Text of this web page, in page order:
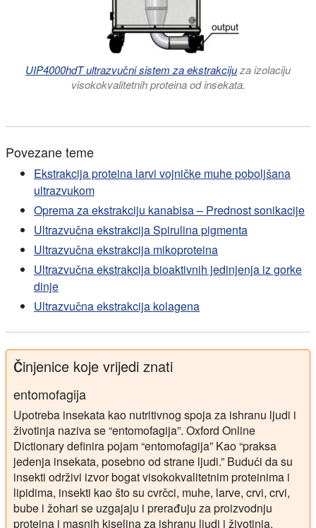
UIP4000hdT ultrazvučni sistem za ekstrakcijuza izolaciju
visokokvalitetnih proteina od insekata.
Povezane teme
Ekstrakcija proteina larvi vojničke muhe poboljšana
ultrazvukom
Oprema za ekstrakciju kanabisa – Prednost sonikacije
Ultrazvučna ekstrakcija Spirulina pigmenta
Ultrazvučna ekstrakcija mikoproteina
Ultrazvučna ekstrakcija bioaktivnih jedinjenja iz gorke
dinje
Ultrazvučna ekstrakcija kolagena
Činjenice koje vrijedi znati
entomofagija
Upotreba insekata kao nutritivnog spoja za ishranu ljudi i
životinja naziva se “entomofagija”. Oxford Online
Dictionary definira pojam “entomofagija” Kao “praksa
jedenja insekata, posebno od strane ljudi.” Budući da su
insekti održivi izvor bogat visokokvalitetnim proteinima i
lipidima, insekti kao što su cvrčci, muhe, larve, crvi, crvi,
bube i žohari se uzgajaju i prerađuju za proizvodnju
proteina i masnih kiselina za ishranu ljudi i životinja.